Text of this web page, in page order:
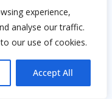
experience,
analyse our traffic.
our use of cookies.
Accept All
говорить.
— чтобы изменить
где когда-то